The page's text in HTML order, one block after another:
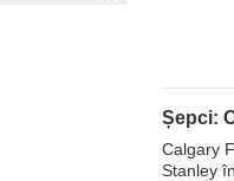
Șepci:
Calgary
Stanley